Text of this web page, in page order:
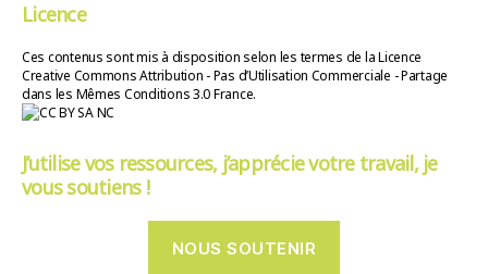
Licence
Ces contenus sont mis à disposition selon les termes de la Licence
Creative Commons Attribution - Pas d’Utilisation Commerciale - Partage
dans les Mêmes Conditions 3.0 France.
J’utilise vos ressources, j’apprécie votre travail, je
vous soutiens !
NOUS SOUTENIR